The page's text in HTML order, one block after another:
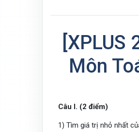
Môn
Câu I. (2 điểm)
1) Tìm giá trị nhỏ nhất